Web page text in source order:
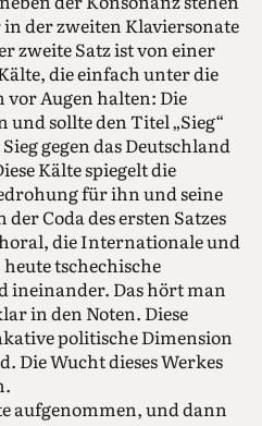
in der zweiten Klaviersonate
zweite Satz ist von einer
die einfach unter die
vor Augen halten: Die
und sollte den Titel „Sieg“
gegen das Deutschland
Kälte spiegelt die
für ihn und seine
Coda des ersten Satzes
die Internationale und
tschechische
ineinander. Das hört man
in den Noten. Diese
politische Dimension
Die Wucht dieses Werkes
aufgenommen, und dann